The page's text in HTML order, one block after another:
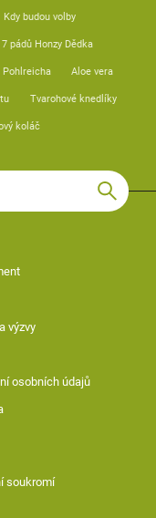
Kdy budou volby
7 pádů Honzy Dědka
Pohlreicha Aloe vera
Tvarohové knedlíky
koláč
výzvy
osobních údajů
soukromí